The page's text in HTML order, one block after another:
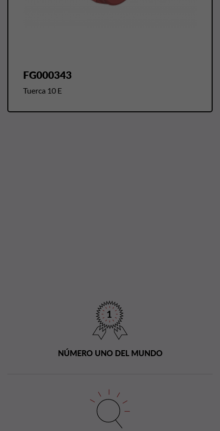
FG000343
Tuerca 10 E
NÚMERO UNO DEL MUNDO